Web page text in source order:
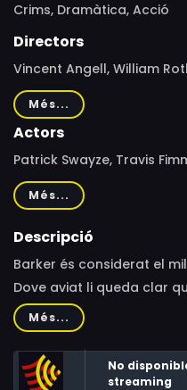
Crims, Dramàtica, Acció
Directors
Vincent Angell, William
Badham, Sanford
Més...
Actors
Patrick Swayze, Travis
Pulsipher, Lawrence
Caba, Laura Otto,
Bernales
Més...
Descripció
Barker és considerat el
Dove aviat li queda clar
treballar secretament fan
normals. A mesura que
els enfronten amb
traficants d'armes
Més...
No
streaming